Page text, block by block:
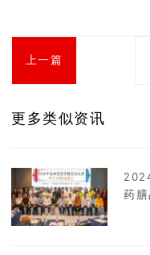
上一篇
更多类似资讯
药